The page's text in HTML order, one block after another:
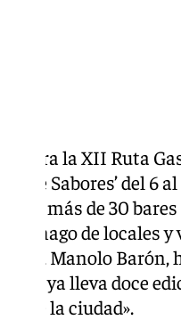
la XII Ruta
de Sabores’ del 6
los más de 30
de locales
Manolo
que ya lleva doce
de la ciudad».